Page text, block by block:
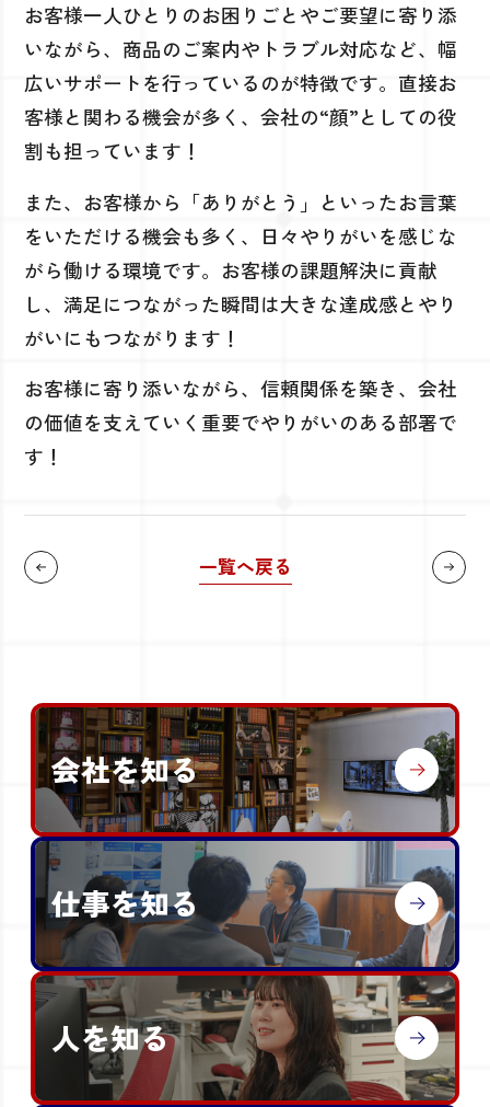
お客様一人ひとりのお困りごとやご要望に寄り添
いながら、商品のご案内やトラブル対応など、幅
広いサポートを行っているのが特徴です。直接お
客様と関わる機会が多く、会社の“顔”としての役
割も担っています！
また、お客様から「ありがとう」といったお言葉
をいただける機会も多く、日々やりがいを感じな
がら働ける環境です。お客様の課題解決に貢献
し、満足につながった瞬間は大きな達成感とやり
がいにもつながります！
お客様に寄り添いながら、信頼関係を築き、会社
の価値を支えていく重要でやりがいのある部署で
す！
一覧へ戻る
会社を知る
仕事を知る
人を知る